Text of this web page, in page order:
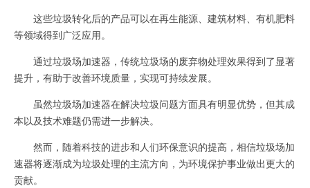
这些垃圾转化后的产品可以在再生能源、建筑材料、有机肥料
等领域得到广泛应用。
通过垃圾场加速器，传统垃圾场的废弃物处理效果得到了显著
提升，有助于改善环境质量，实现可持续发展。
虽然垃圾场加速器在解决垃圾问题方面具有明显优势，但其成
本以及技术难题仍需进一步解决。
然而，随着科技的进步和人们环保意识的提高，相信垃圾场加
速器将逐渐成为垃圾处理的主流方向，为环境保护事业做出更大的
贡献。